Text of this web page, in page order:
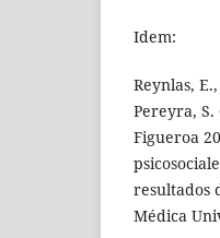
Idem:
Reynlas,
Pereyra, S.
Figueroa
resultados
Médica